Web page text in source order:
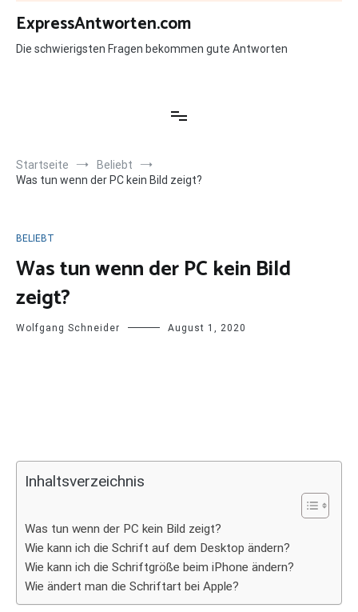
Zum
Inhalt
springen
ExpressAntworten.com
Die schwierigsten Fragen bekommen gute Antworten
Startseite
Beliebt
Was tun wenn der PC kein Bild zeigt?
BELIEBT
Was tun wenn der PC kein Bild
zeigt?
Wolfgang Schneider August 1, 2020
Inhaltsverzeichnis
Was tun wenn der PC kein Bild zeigt?
Wie kann ich die Schrift auf dem Desktop ändern?
Wie kann ich die Schriftgröße beim iPhone ändern?
Wie ändert man die Schriftart bei Apple?